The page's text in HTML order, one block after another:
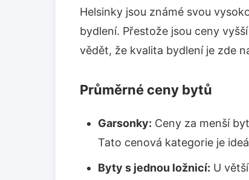
Helsinky jsou známé svou
bydlení. Přestože jsou ceny
vědět, že kvalita bydlení je zde
Průměrné ceny bytů
Garsonky: Ceny za menší
Tato cenová kategorie je
Byty s jednou ložnicí: U